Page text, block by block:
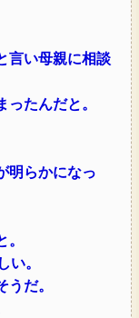
言い母親に相談
たんだと。
明らかになっ
い。
だ。